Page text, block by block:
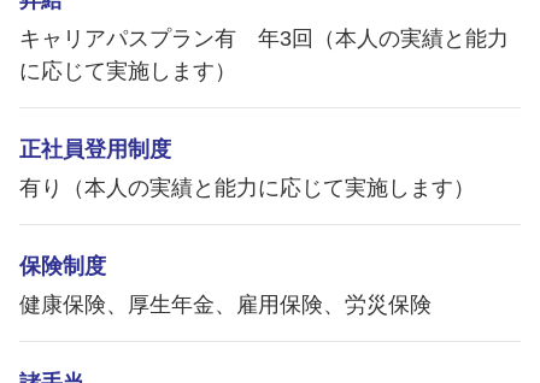
キャリアパスプラン有 年3回（本人の実績と能力
に応じて実施します）
正社員登用制度
有り（本人の実績と能力に応じて実施します）
保険制度
健康保険、厚生年金、雇用保険、労災保険